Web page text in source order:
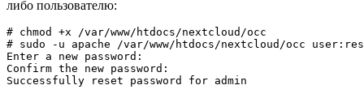
либо пользователю:
# chmod +x /var/www/htdocs/nextcloud/occ
# sudo -u apache /var/www/htdocs/nextcloud/occ
Enter a new password:
Confirm the new password:
Successfully reset password for admin